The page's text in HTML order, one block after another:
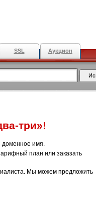
SSL Аукцион
три»!
доменное имя.
план или заказать
Мы можем предложить